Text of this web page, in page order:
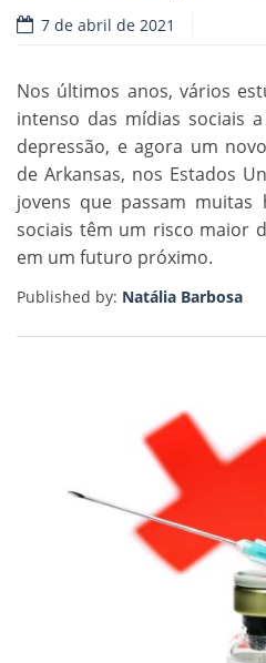
7 de abril de 2021
Nos últimos anos, vários
intenso das mídias sociais
depressão, e agora um
de Arkansas, nos Estados
jovens que passam
sociais têm um risco maior
em um futuro próximo.
Published by: Natália Barbosa